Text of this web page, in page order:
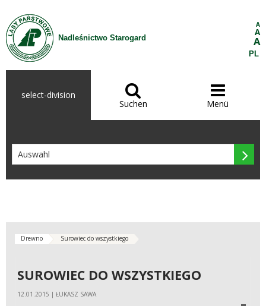
Zum Inhalt wechseln
Nadleśnictwo Starogard
A
A
A
PL
select-division 
Suchen

Menü

Drewno Surowiec do wszystkiego
SUROWIEC DO WSZYSTKIEGO
12.01.2015 | ŁUKASZ SAWA